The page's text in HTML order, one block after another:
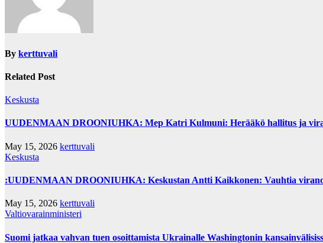
By kerttuvali
Related Post
Keskusta
UUDENMAAN DROONIUHKA: Mep Katri Kulmuni: Herääkö hallitus ja
May 15, 2026 kerttuvali
Keskusta
:UUDENMAAN DROONIUHKA: Keskustan Antti Kaikkonen: Vauhtia
May 15, 2026 kerttuvali
Valtiovarainministeri
Suomi jatkaa vahvan tuen osoittamista Ukrainalle Washingtonin